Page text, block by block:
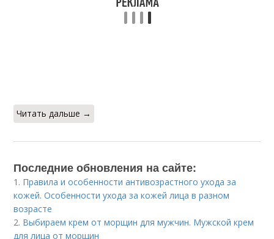
Читать дальше →
Последние обновления на сайте:
1. Правила и особенности антивозрастного ухода за
кожей. Особенности ухода за кожей лица в разном
возрасте
2. Выбираем крем от морщин для мужчин. Мужской крем
для лица от морщин